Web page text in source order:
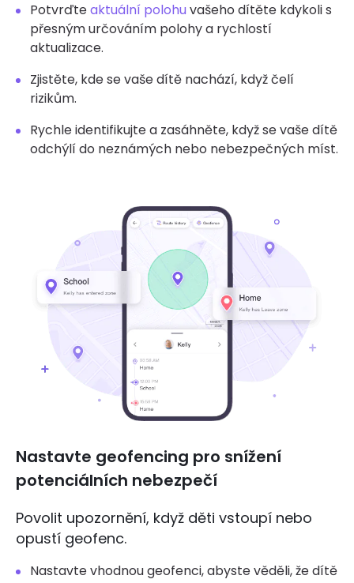
Potvrďteaktuální polohu vašeho dítěte kdykoli s
přesným určováním polohy a rychlostí
aktualizace.
Zjistěte, kde se vaše dítě nachází, když čelí
rizikům.
Rychle identifikujte a zasáhněte, když se vaše dítě
odchýlí do neznámých nebo nebezpečných míst.
Nastavte geofencing pro snížení
potenciálních nebezpečí
Povolit upozornění, když děti vstoupí nebo
opustí geofenc.
Nastavte vhodnou geofenci, abyste věděli, že dítě